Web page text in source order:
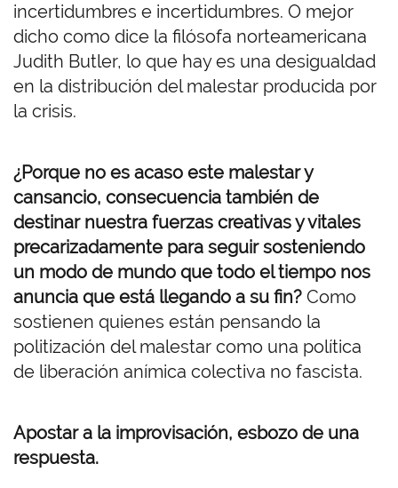
incertidumbres e incertidumbres. O mejor
dicho como dice la filósofa norteamericana
Judith Butler, lo que hay es una desigualdad
en la distribución del malestar producida por
la crisis.
¿Porque no es acaso este malestar y
cansancio, consecuencia también de
destinar nuestra fuerzas creativas y vitales
precarizadamente para seguir sosteniendo
un modo de mundo que todo el tiempo nos
anuncia que está llegando a su fin? Como
sostienen quienes están pensando la
politización del malestar como una política
de liberación anímica colectiva no fascista.
Apostar a la improvisación, esbozo de una
respuesta.